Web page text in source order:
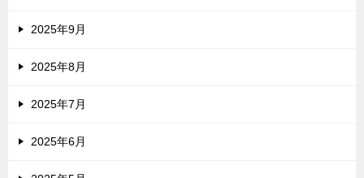
2025年9月
2025年8月
2025年7月
2025年6月